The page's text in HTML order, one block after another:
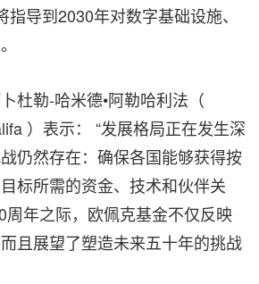
导到2030年对数字基础设施、
杜勒-哈米德•阿勒哈利法（
）表示： “发展格局正在发生深
仍然存在：确保各国能够获得按
标所需的资金、技术和伙伴关
周年之际，欧佩克基金不仅反映
且展望了塑造未来五十年的挑战